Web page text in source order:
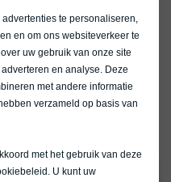
te personaliseren,
en om ons websiteverkeer te
uw gebruik van onze site
en analyse. Deze
met andere informatie
verzameld op basis van
met het gebruik van deze
. U kunt uw
taxatie